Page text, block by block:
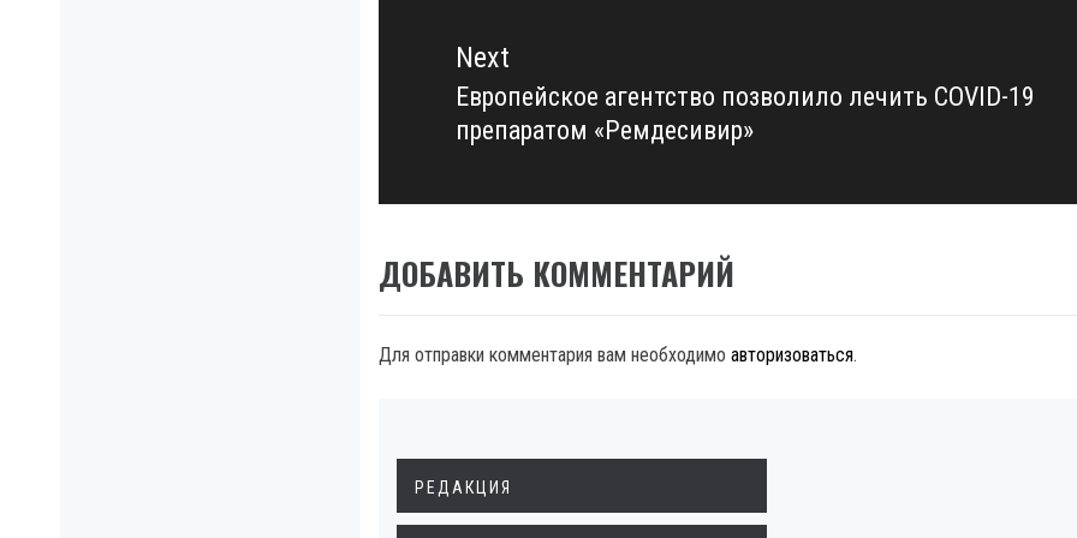
Next
Next
post:
Европейское агентство позволило лечить COVID-19
препаратом «Ремдесивир»
ДОБАВИТЬ КОММЕНТАРИЙ
Для отправки комментария вам необходимо авторизоваться.
РЕДАКЦИЯ